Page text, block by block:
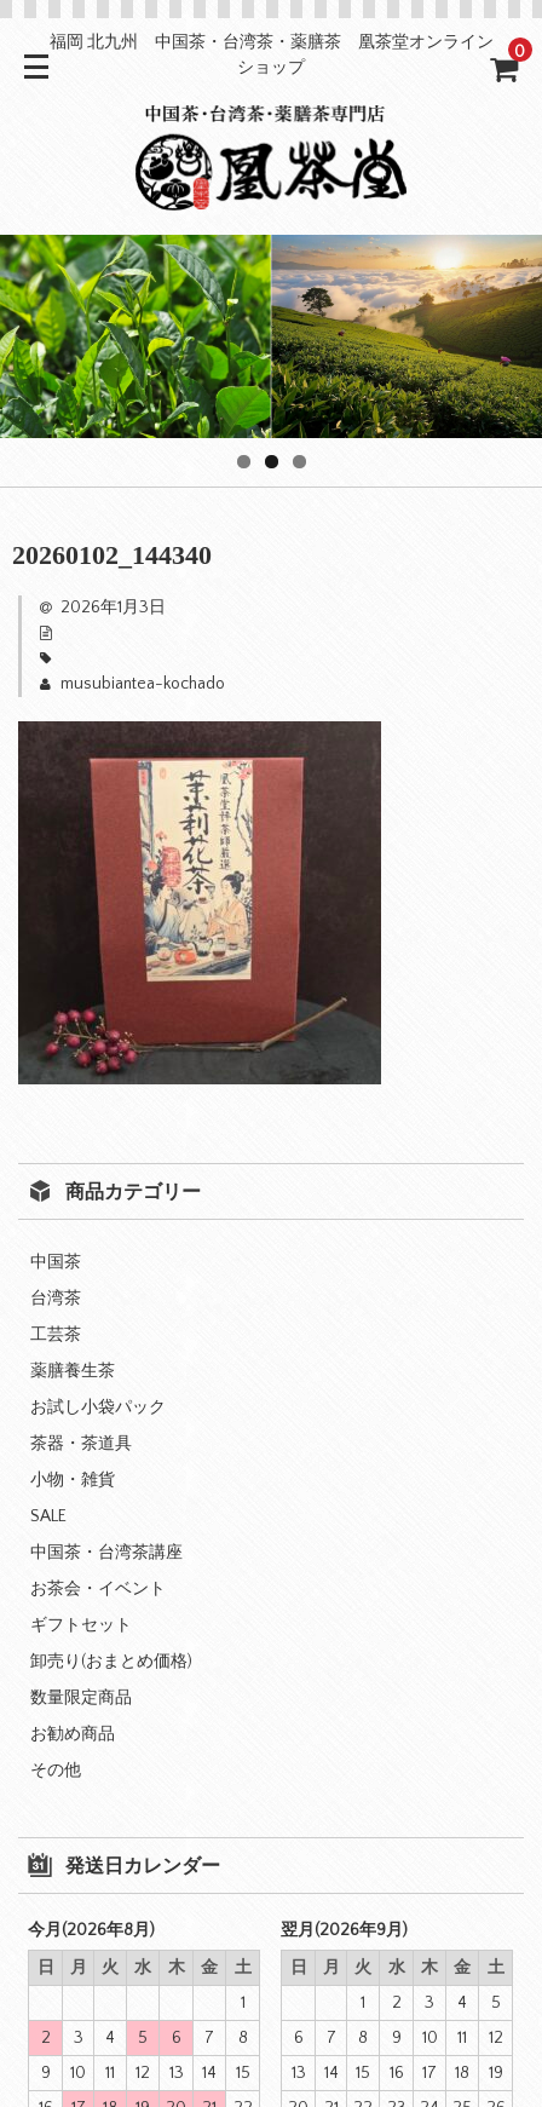
福岡 北九州 中国茶・台湾茶・薬膳茶 凰茶堂オンライン
ショップ
0
20260102_144340
2026年1月3日
musubiantea-kochado
商品カテゴリー
中国茶
台湾茶
工芸茶
薬膳養生茶
お試し小袋パック
茶器・茶道具
小物・雑貨
SALE
中国茶・台湾茶講座
お茶会・イベント
ギフトセット
卸売り(おまとめ価格)
数量限定商品
お勧め商品
その他
発送日カレンダー
今月(2026年8月)
日
月 火 水 木 金
土
1
2
3 4 5 6 7
8
9
10 11 12 13 14
15
翌月(2026年9月)
日
月 火 水 木 金
土
1
2 3 4
5
6
7 8 9 10 11
12
13
14 15 16 17 18
19